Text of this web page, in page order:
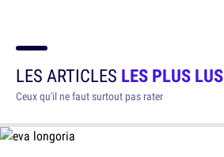
LES ARTICLES LES PLUS LUS
Ceux qu'il ne faut surtout pas rater